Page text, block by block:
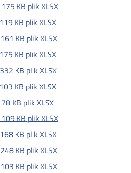
175 KB plik XLSX
119 KB plik XLSX
161 KB plik XLSX
175 KB plik XLSX
332 KB plik XLSX
103 KB plik XLSX
78 KB plik XLSX
109 KB plik XLSX
168 KB plik XLSX
248 KB plik XLSX
103 KB plik XLSX